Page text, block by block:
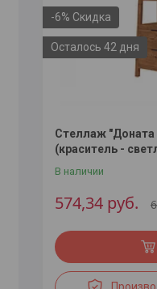
-6%
Осталось 42 дня
Стеллаж "Доната
(краситель -
В наличии
574,34 руб.